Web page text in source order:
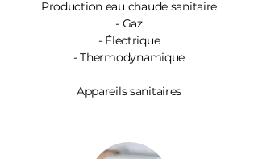
Production eau chaude sanitaire
- Gaz
- Électrique
- Thermodynamique
Appareils sanitaires